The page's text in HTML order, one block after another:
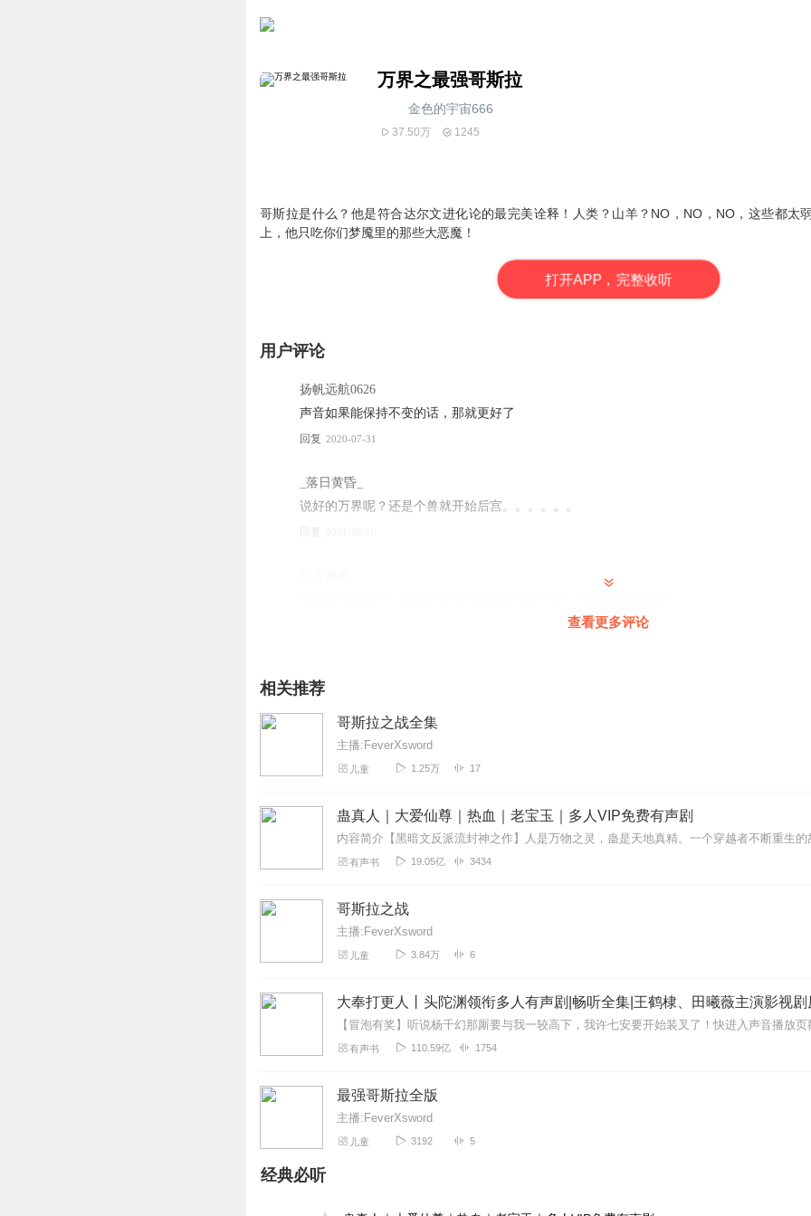
万界之最强哥斯拉
金色的宇宙666
37.50万 1245
哥斯拉是什么？他是符合达尔文进化论的最完美诠释！人类？山羊？NO，NO，NO，这些都太
上，他只吃你们梦魇里的那些大恶魔！
打开APP，完整收听
用户评论
扬帆远航0626
声音如果能保持不变的话，那就更好了
回复 2020-07-31
_落日黄昏_
说好的万界呢？还是个兽就开始后宫。。。。。。
回复
炸天帮懒羊羊到此一游
2021-07-25
我是哥斯拉迷
2022-09-12
尤善美哉
😂😂😂
2022-05-17
会议决定事项将在明年上半年完成任务
2021-06-04
就是声音不好听，该怎么说呢
2021-05-20
满星他声音好听多变听完之后让我很怀念
查看更多评论
相关推荐
哥斯拉之战全集
主播:FeverXsword
儿童 1.25万 17
蛊真人｜大爱仙尊｜热血｜老宝玉｜多人VIP免费有声剧
有声书 19.05亿 3434
哥斯拉之战
主播:FeverXsword
儿童 3.84万 6
大奉打更人丨头陀渊领衔多人有声剧|畅听全集|王鹤棣、田曦薇主演影视
有声书 110.59亿 1754
最强哥斯拉全版
主播:FeverXsword
儿童 3192 5
经典必听